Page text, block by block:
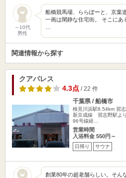
～10代
男性
船橋競馬場、ららぽーと、京葉
一画は閑静な住宅街。 そこにあ
関連情報から探す
クアパレス
4.3点/ 22 件
千葉県 / 船橋市
検見川浜駅8.54km 習
新京成線 習志野駅よ
96号線経…
営業時間
入浴料金 550円～
日帰り サウナ
創業80年の超老舗らしい。そん